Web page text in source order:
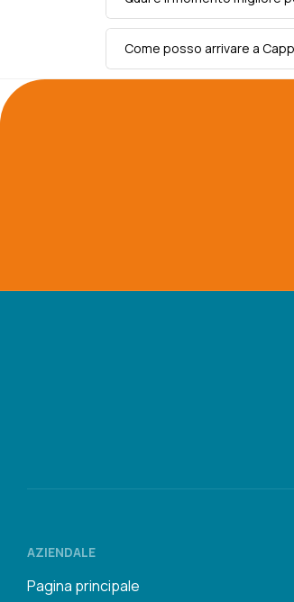
Come posso arrivare a
AZIENDALE
Pagina principale